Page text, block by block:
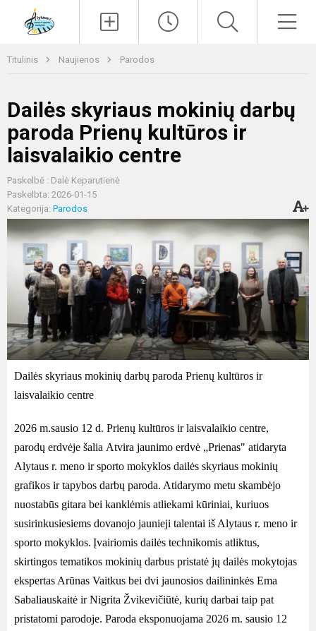
Titulinis Naujienos Parodos
Dailės skyriaus mokinių darbų
paroda Prienų kultūros ir
laisvalaikio centre
Paskelbė : Dalė Keparutienė
Paskelbta: 2026-01-15
Kategorija: Parodos
Dailės skyriaus mokinių darbų paroda Prienų kultūros ir
laisvalaikio centre
2026 m.sausio 12 d. Prienų kultūros ir laisvalaikio centre,
parodų erdvėje šalia Atvira jaunimo erdvė „Prienas" atidaryta
Alytaus r. meno ir sporto mokyklos dailės skyriaus mokinių
grafikos ir tapybos darbų paroda. Atidarymo metu skambėjo
nuostabūs gitara bei kanklėmis atliekami kūriniai, kuriuos
susirinkusiesiems dovanojo jaunieji talentai iš Alytaus r. meno ir
sporto mokyklos. Įvairiomis dailės technikomis atliktus,
skirtingos tematikos mokinių darbus pristatė jų dailės mokytojas
ekspertas Arūnas Vaitkus bei dvi jaunosios dailininkės Ema
Sabaliauskaitė ir Nigrita Žvikevičiūtė, kurių darbai taip pat
pristatomi parodoje. Paroda eksponuojama 2026 m. sausio 12